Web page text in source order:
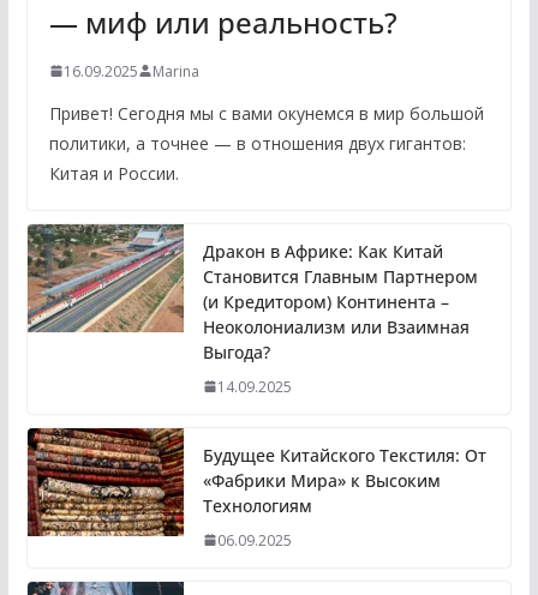
— миф или реальность?
16.09.2025 Marina
Привет! Сегодня мы с вами окунемся в мир большой
политики, а точнее — в отношения двух гигантов:
Китая и России.
Дракон в Африке: Как Китай
Становится Главным Партнером
(и Кредитором) Континента –
Неоколониализм или Взаимная
Выгода?
14.09.2025
Будущее Китайского Текстиля: От
«Фабрики Мира» к Высоким
Технологиям
06.09.2025